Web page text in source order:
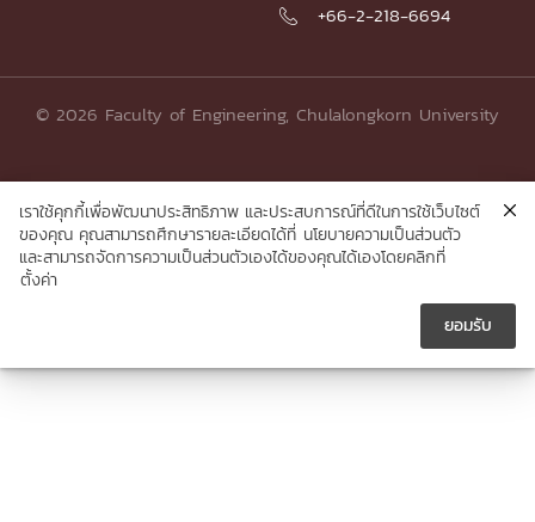

 +66-2-218-6694
© 2026 Faculty of Engineering, Chulalongkorn University
เราใช้คุกกี้เพื่อพัฒนาประสิทธิภาพ และประสบการณ์ที่ดีในการใช้เว็บไซต์
ของคุณ คุณสามารถศึกษารายละเอียดได้ที่ นโยบายความเป็นส่วนตัว
และสามารถจัดการความเป็นส่วนตัวเองได้ของคุณได้เองโดยคลิกที่
ตั้งค่า
ยอมรับ